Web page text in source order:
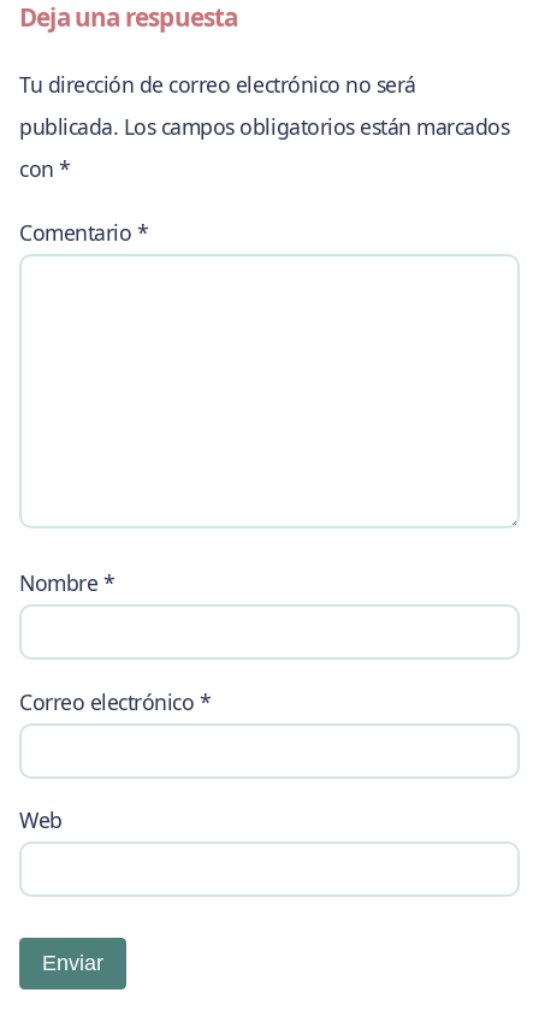
Deja una respuesta
Tu dirección de correo electrónico no será
publicada. Los campos obligatorios están marcados
con*
Comentario *
Nombre *
Correo electrónico *
Web